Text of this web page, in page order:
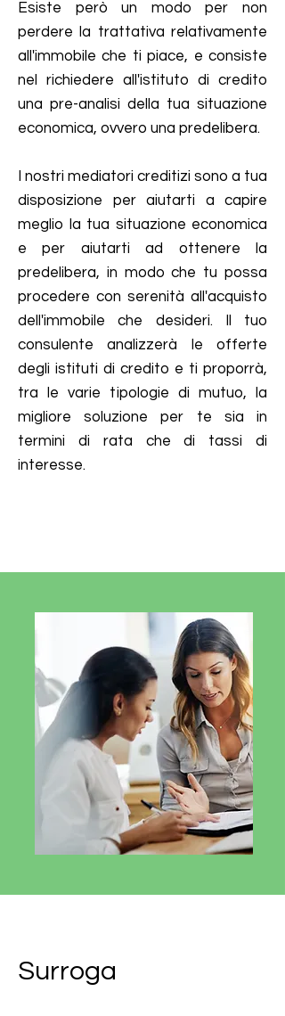
Esiste però un modo per non
perdere la trattativa relativamente
all'immobile che ti piace, e consiste
nel richiedere all'istituto di credito
una pre-analisi della tua situazione
economica, ovvero una predelibera.
I nostri mediatori creditizi sono a tua
disposizione per aiutarti a capire
meglio la tua situazione economica
e per aiutarti ad ottenere la
predelibera, in modo che tu possa
procedere con serenità all'acquisto
dell'immobile che desideri. Il tuo
consulente analizzerà le offerte
degli istituti di credito e ti proporrà,
tra le varie tipologie di mutuo, la
migliore soluzione per te sia in
termini di rata che di tassi di
interesse.
Surroga